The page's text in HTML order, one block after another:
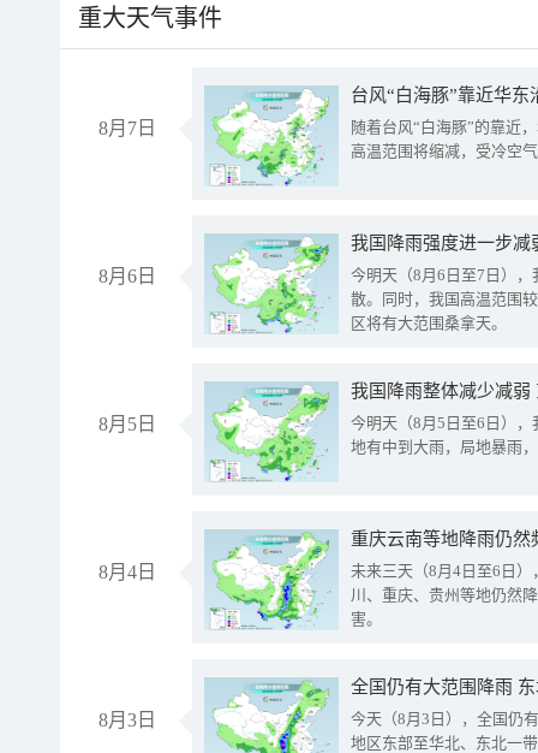
重大天气事件
8月7日
台风“白海豚”靠近华
随着台风“白海豚”的靠近
高温范围将缩减，受冷空
8月6日
今明天（8月6日至7日）
散。同时，我国高温范围
区将有大范围桑拿天。
8月5日
我国降雨整体减少减弱
今明天（8月5日至6日）
地有中到大雨，局地暴雨
8月4日
重庆云南等地降雨仍然
未来三天（8月4日至6日
川、重庆、贵州等地仍然
害。
8月3日
全国仍有大范围降雨
今天（8月3日），全国仍
地区东部至华北、东北一